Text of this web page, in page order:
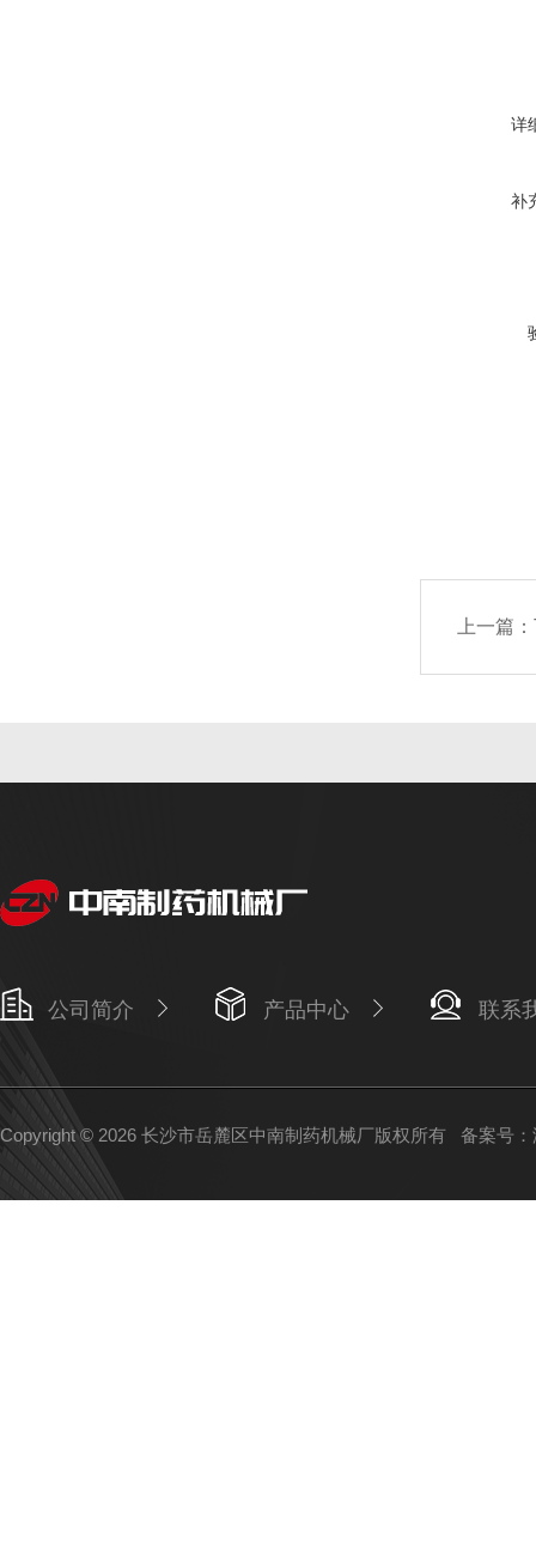
详
补
上一篇：
公司简介 产品中心 联系
Copyright © 2026 长沙市岳麓区中南制药机械厂版权所有 备案号